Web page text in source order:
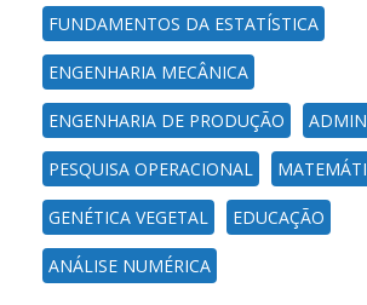
FUNDAMENTOS DA ESTATÍSTICA
ENGENHARIA MECÂNICA
ENGENHARIA DE PRODUÇÃO
PESQUISA OPERACIONAL
GENÉTICA VEGETAL EDUCAÇÃO
ANÁLISE NUMÉRICA